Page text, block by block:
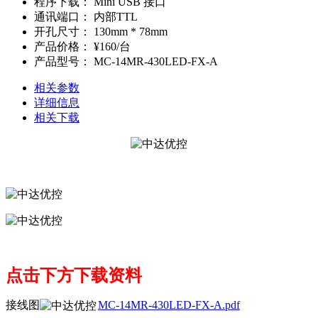
通讯端口：
内部TTL
开孔尺寸：
130mm * 78mm
产品价格：
¥160/台
产品型号：
MC-14MR-430LED-FX-A
相关参数
详细信息
相关下载
点击下方下载资料
接线图 MC-14MR-430LED-FX-A.pdf